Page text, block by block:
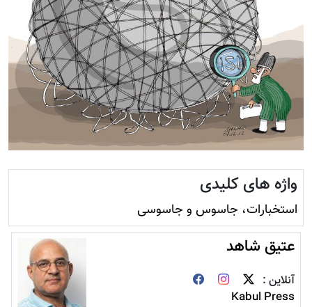
واژه های کلیدی
استخبارات، جاسوس و جاسوسی
عتیق شاهد
آنلاین :
Kabul Press